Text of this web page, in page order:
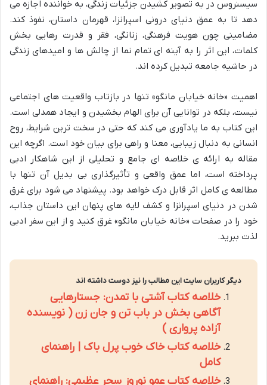
سیسنروس در به تصویر کشیدن جزئیات زندگی، به خواننده اجازه می
دهد تا به عمق دنیای درونی اسپرانزا، قهرمان داستان، نفوذ کند.
مضامینی چون هویت فرهنگی، زنانگی، فقر و قدرت رهایی بخش
کلمات، این اثر را به آینه ای تمام نما از چالش ها و امیدهای زندگی
در حاشیه جامعه تبدیل کرده اند.
اهمیت «خانه خیابان مانگو» تنها در بازتاب واقعیت های اجتماعی
نیست، بلکه در توانایی آن برای الهام بخشیدن و ایجاد همدلی است.
این کتاب به ما یادآوری می کند که حتی در سخت ترین شرایط، روح
انسانی به دنبال زیبایی، معنا و راهی برای بیان خود است. اگرچه این
مقاله به ارائه ی خلاصه ای جامع و تحلیلی از این شاهکار ادبی
پرداخته است، اما عمق واقعی و تأثیرگذاری بی بدیل آن تنها با
مطالعه ی کامل اثر قابل درک خواهد بود. پیشنهاد می شود برای غرق
شدن در دنیای اسپرانزا و کشف لایه های پنهان این داستان جذاب،
خود را در صفحات «خانه خیابان مانگو» غرق کنید و از این سفر ادبی
لذت ببرید.
دیگر کاربران سایت این مطالب را نیز دوست داشته اند
خلاصه کتاب آشتی با تمدن: جستارهایی
آگاهی بخش در باب تن و جان زن ( نویسنده
آزاده پرواری )
خلاصه کتاب خاک خوب پرل باک | راهنمای
کامل
خلاصه کتاب عمو نوروز سحر عظیمی: راهنمای